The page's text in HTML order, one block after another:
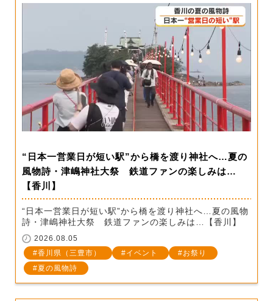
“日本一営業日が短い駅”から橋を渡り神社へ…夏の
風物詩・津嶋神社大祭 鉄道ファンの楽しみは…
【香川】
“日本一営業日が短い駅”から橋を渡り神社へ…夏の風物
詩・津嶋神社大祭 鉄道ファンの楽しみは…【香川】
2026.08.05
香川県（三豊市）
イベント
お祭り
夏の風物詩